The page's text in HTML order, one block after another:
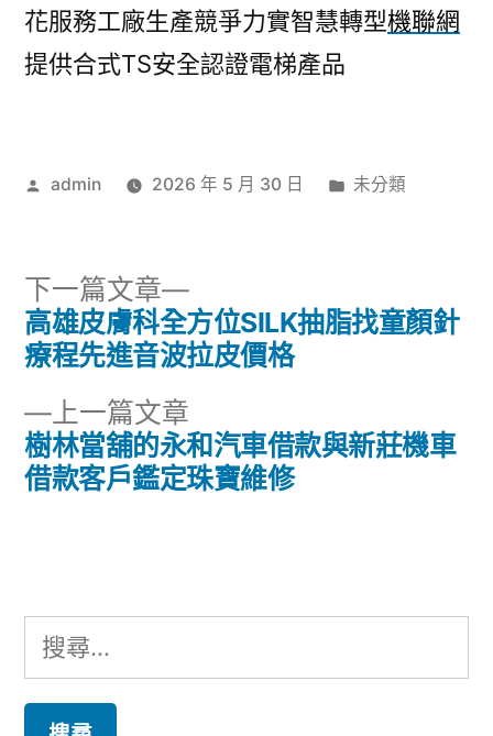
花服務工廠生產競爭力實智慧轉型機聯網
提供合式TS安全認證電梯產品
作
admin 2026 年 5 月 30 日
分
未分類
文
導
覽
上一篇文章
一
篇
樹林當舖的永和汽車借款與新莊機車
借款客戶鑑定珠寶維修
下一篇文章
下
一
篇
高雄皮膚科全方位SILK抽脂找童顏針
療程先進音波拉皮價格
搜
尋